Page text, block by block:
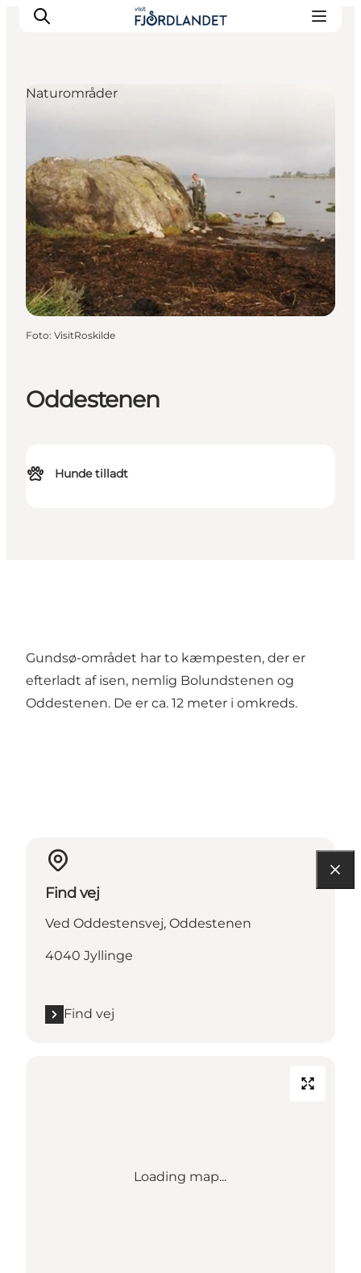
Det sker
Guides & inspiration
Overnatning
Oplevelser
Oddestenen
Hunde tilladt
Naturområder
Foto: VisitRoskilde
Gundsø-området har to kæmpesten, der er
efterladt af isen, nemlig Bolundstenen og
Oddestenen. De er ca. 12 meter i omkreds.
Find vej
Ved Oddestensvej, Oddestenen
4040 Jyllinge
Find vej
Loading map...